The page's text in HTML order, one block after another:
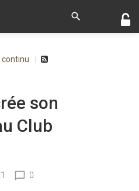
continu
son
Club
0